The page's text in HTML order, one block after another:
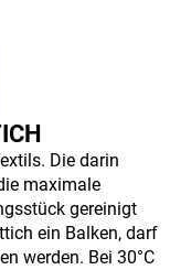
Die darin
maximale
gereinigt
ein Balken, darf
werden. Bei 30°C